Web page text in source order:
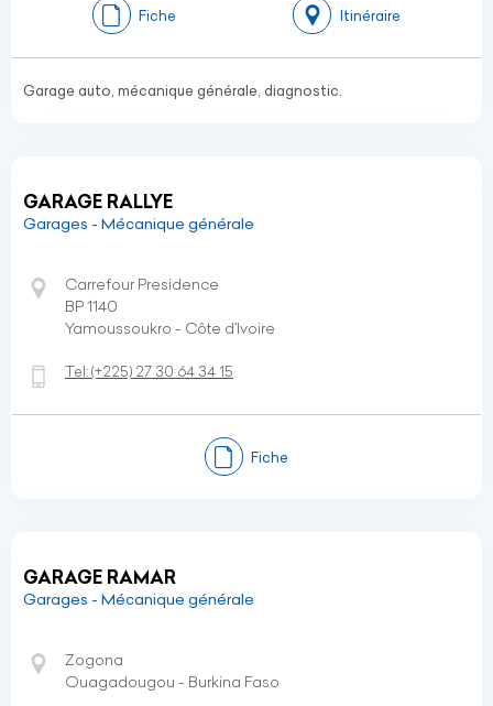
Fiche Itinéraire
Garage auto, mécanique générale, diagnostic.
GARAGE RALLYE
Garages - Mécanique générale
Carrefour Presidence
BP 1140
Yamoussoukro - Côte d’Ivoire
Tel:(+225) 27 30 64 34 15
Fiche
GARAGE RAMAR
Garages - Mécanique générale
Zogona
Ouagadougou - Burkina Faso